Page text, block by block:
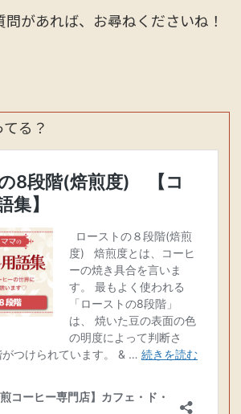
があれば、お尋ねくださいね！
る？